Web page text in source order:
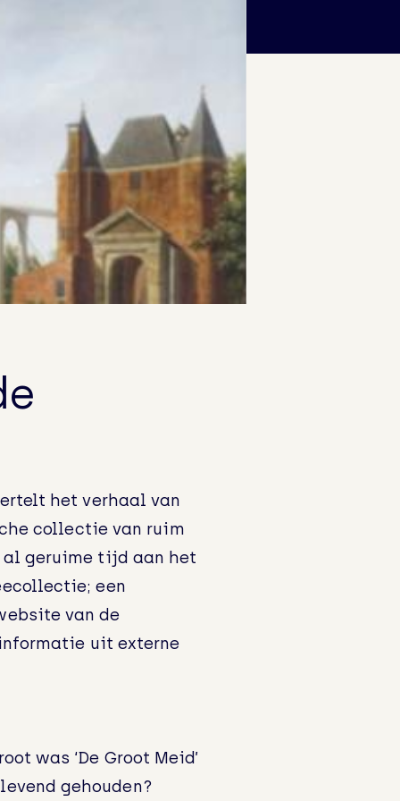
het verhaal van
collectie van ruim
geruime tijd aan het
een
van de
uit externe
was ‘De Groot Meid’
gehouden?